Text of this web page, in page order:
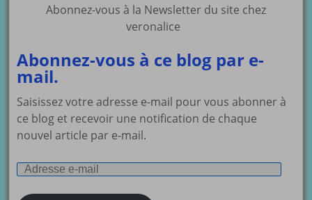
Abonnez-vous à la Newsletter du site chez
veronalice
Abonnez-vous à ce blog par e-
mail.
Saisissez votre adresse e-mail pour vous abonner à
ce blog et recevoir une notification de chaque
nouvel article par e-mail.
Adresse